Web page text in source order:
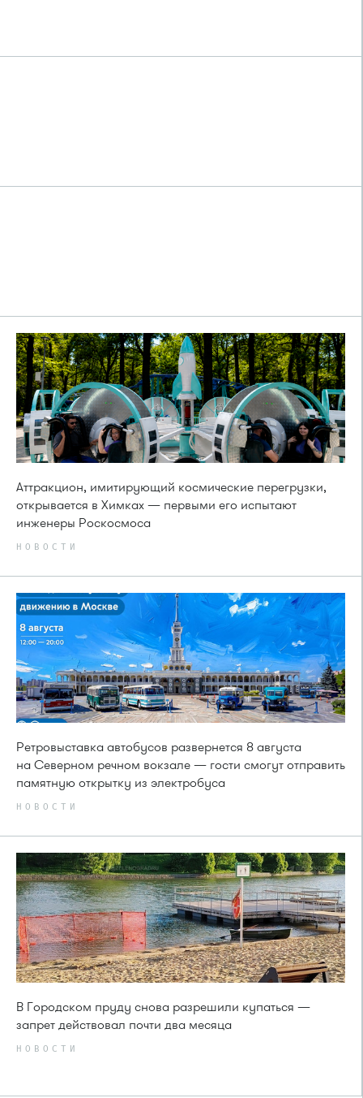
Аттракцион, имитирующий космические перегрузки,
открывается в Химках — первыми его испытают
инженеры Роскосмоса
НОВОСТИ
Ретровыставка автобусов развернется 8 августа
на Северном речном вокзале — гости смогут отправить
памятную открытку из электробуса
НОВОСТИ
В Городском пруду снова разрешили купаться —
запрет действовал почти два месяца
НОВОСТИ